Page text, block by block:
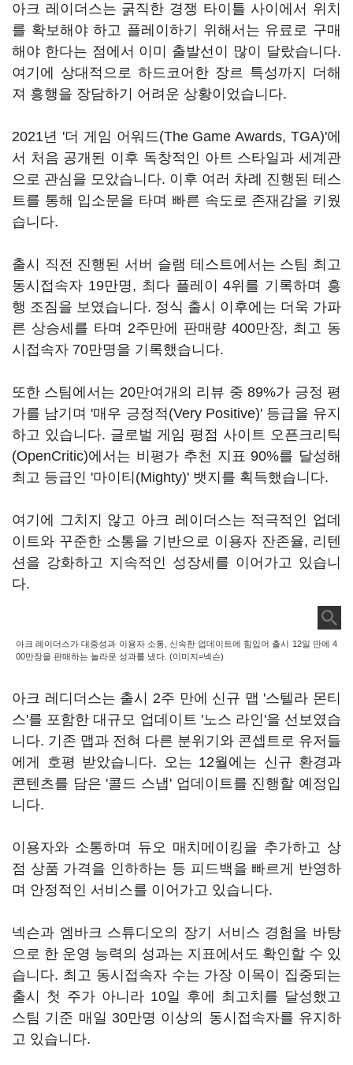
아크 레이더스는 굵직한 경쟁 타이틀 사이에서 위치
를 확보해야 하고 플레이하기 위해서는 유료로 구매
해야 한다는 점에서 이미 출발선이 많이 달랐습니다.
여기에 상대적으로 하드코어한 장르 특성까지 더해
져 흥행을 장담하기 어려운 상황이었습니다.
2021년 '더 게임 어워드(The Game Awards, TGA)'에
서 처음 공개된 이후 독창적인 아트 스타일과 세계관
으로 관심을 모았습니다. 이후 여러 차례 진행된 테스
트를 통해 입소문을 타며 빠른 속도로 존재감을 키웠
습니다.
출시 직전 진행된 서버 슬램 테스트에서는 스팀 최고
동시접속자 19만명, 최다 플레이 4위를 기록하며 흥
행 조짐을 보였습니다. 정식 출시 이후에는 더욱 가파
른 상승세를 타며 2주만에 판매량 400만장, 최고 동
시접속자 70만명을 기록했습니다.
또한 스팀에서는 20만여개의 리뷰 중 89%가 긍정 평
가를 남기며 '매우 긍정적(Very Positive)' 등급을 유지
하고 있습니다. 글로벌 게임 평점 사이트 오픈크리틱
(OpenCritic)에서는 비평가 추천 지표 90%를 달성해
최고 등급인 '마이티(Mighty)' 뱃지를 획득했습니다.
여기에 그치지 않고 아크 레이더스는 적극적인 업데
이트와 꾸준한 소통을 기반으로 이용자 잔존율, 리텐
션을 강화하고 지속적인 성장세를 이어가고 있습니
다.
아크 레이더스가 대중성과 이용자 소통, 신속한 업데이트에 힘입어 출시 12일 만에 4
00만장을 판매하는 놀라운 성과를 냈다. (이미지=넥슨)
아크 레디더스는 출시 2주 만에 신규 맵 '스텔라 몬티
스'를 포함한 대규모 업데이트 '노스 라인'을 선보였습
니다. 기존 맵과 전혀 다른 분위기와 콘셉트로 유저들
에게 호평 받았습니다. 오는 12월에는 신규 환경과
콘텐츠를 담은 '콜드 스냅' 업데이트를 진행할 예정입
니다.
이용자와 소통하며 듀오 매치메이킹을 추가하고 상
점 상품 가격을 인하하는 등 피드백을 빠르게 반영하
며 안정적인 서비스를 이어가고 있습니다.
넥슨과 엠바크 스튜디오의 장기 서비스 경험을 바탕
으로 한 운영 능력의 성과는 지표에서도 확인할 수 있
습니다. 최고 동시접속자 수는 가장 이목이 집중되는
출시 첫 주가 아니라 10일 후에 최고치를 달성했고
스팀 기준 매일 30만명 이상의 동시접속자를 유지하
고 있습니다.